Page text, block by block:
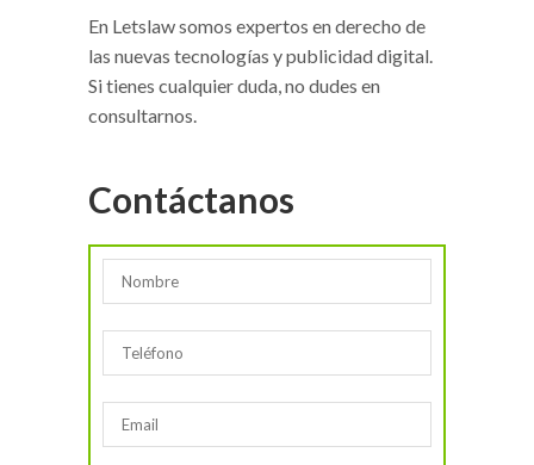
En Letslaw somos expertos en derecho de
las nuevas tecnologías y publicidad digital.
Si tienes cualquier duda, no dudes en
consultarnos.
Contáctanos